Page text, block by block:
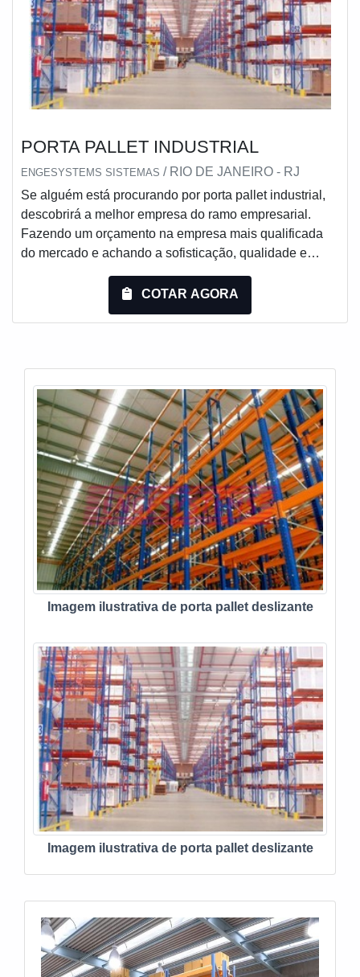
PORTA PALLET INDUSTRIAL
ENGESYSTEMS SISTEMAS / RIO DE JANEIRO - RJ
Se alguém está procurando por porta pallet industrial,
descobrirá a melhor empresa do ramo empresarial.
Fazendo um orçamento na empresa mais qualificada
do mercado e achando a sofisticação, qualidade e
pallet industrial, com a Engesystems Sistemas de
Armazenagens o cliente encontrará ótima qualidade
COTAR AGORA
Imagem ilustrativa de porta pallet deslizante
Imagem ilustrativa de porta pallet deslizante